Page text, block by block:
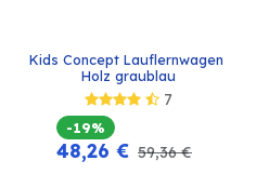
Kids Concept Lauflernwagen
Holz graublau
7
-19%
48,26 € 59,36€